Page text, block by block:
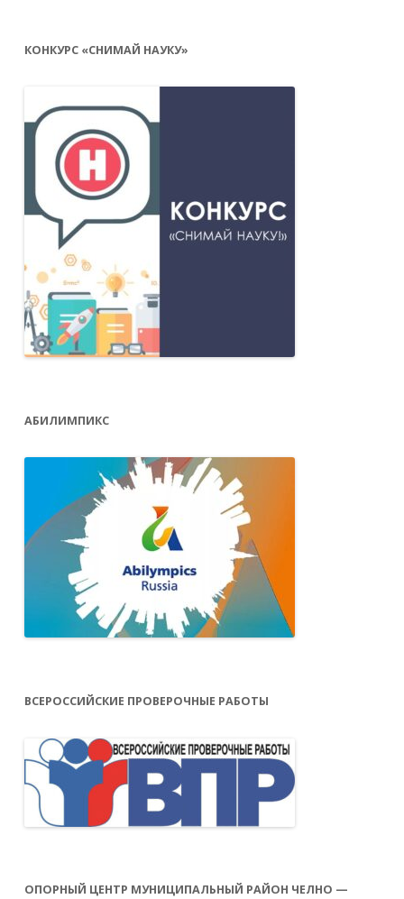
КОНКУРС «СНИМАЙ НАУКУ»
АБИЛИМПИКС
ВСЕРОССИЙСКИЕ ПРОВЕРОЧНЫЕ РАБОТЫ
ОПОРНЫЙ ЦЕНТР МУНИЦИПАЛЬНЫЙ РАЙОН ЧЕЛНО —